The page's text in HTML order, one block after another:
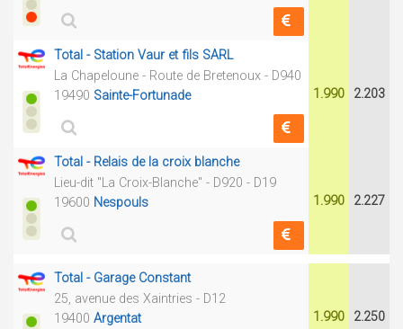
Total - Station Vaur et fils SARL
La Chapeloune - Route de Bretenoux - D940
19490 Sainte-Fortunade 1.990 2.203
Total - Relais de la croix blanche
Lieu-dit "La Croix-Blanche" - D920 - D19
19600 Nespouls 1.990 2.227
Total - Garage Constant
25, avenue des Xaintries - D12
19400 Argentat 1.990 2.250